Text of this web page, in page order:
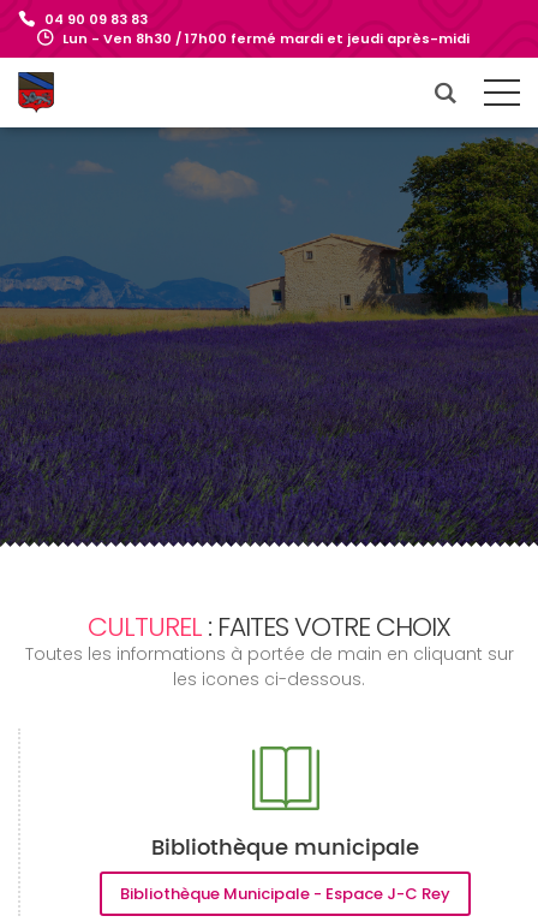
04 90 09 83 83
Lun - Ven 8h30 / 17h00 fermé mardi et jeudi après-midi
CULTUREL: FAITES VOTRE CHOIX
Toutes les informations à portée de main en cliquant sur
les icones ci-dessous.
Bibliothèque municipale
Bibliothèque Municipale - Espace J-C Rey